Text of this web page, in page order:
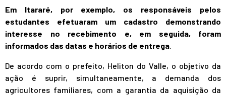
Em Itararé, por exemplo, os responsáveis pelos
estudantes efetuaram um cadastro demonstrando
interesse no recebimento e, em seguida, foram
informados das datas e horários de entrega
De acordo com o prefeito, Heliton do Valle, o objetivo da
ação é suprir, simultaneamente, a demanda dos
agricultores familiares, com a garantia da aquisição da